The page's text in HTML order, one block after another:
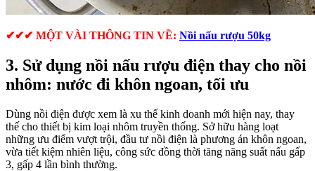
✔✔✔ MỘT VÀI THÔNG TIN VỀ: Nồi nấu rượu 50kg
3. Sử dụng nồi nấu rượu điện thay cho nồi
nhôm: nước đi khôn ngoan, tối ưu
Dùng nồi điện được xem là xu thế kinh doanh mới hiện nay, thay
thế cho thiết bị kim loại nhôm truyền thống. Sở hữu hàng loạt
những ưu điểm vượt trội, đầu tư nồi điện là phương án khôn ngoan,
vừa tiết kiệm nhiên liệu, công sức đồng thời tăng năng suất nấu gấp
3, gấp 4 lần bình thường.